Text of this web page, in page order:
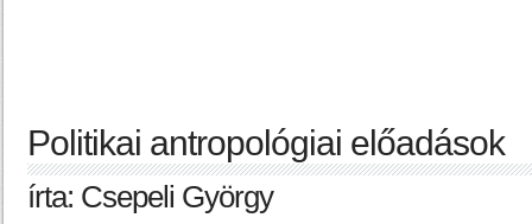
Politikai antropológiai előadások
írta: Csepeli György